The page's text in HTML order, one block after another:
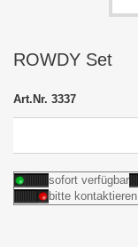
ROWDY Set
Art.Nr. 3337
sofort verfügbar
bitte